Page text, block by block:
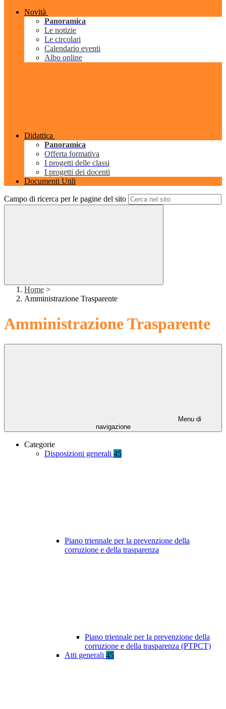
Novità
Panoramica
Le notizie
Le circolari
Calendario eventi
Albo online
Didattica
Panoramica
Offerta formativa
I progetti delle classi
I progetti dei docenti
Documenti Utili
Campo di ricerca per le pagine del sito
Home >
Amministrazione Trasparente
Amministrazione Trasparente
Menu di
navigazione
Categorie
Disposizioni generali 45
Piano triennale per la prevenzione della
corruzione e della trasparenza
Piano triennale per la prevenzione della
corruzione e della trasparenza (PTPCT)
Atti generali 45